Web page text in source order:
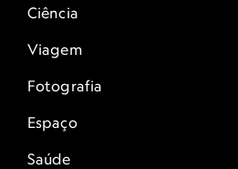
Ciência
Viagem
Fotografia
Espaço
Saúde